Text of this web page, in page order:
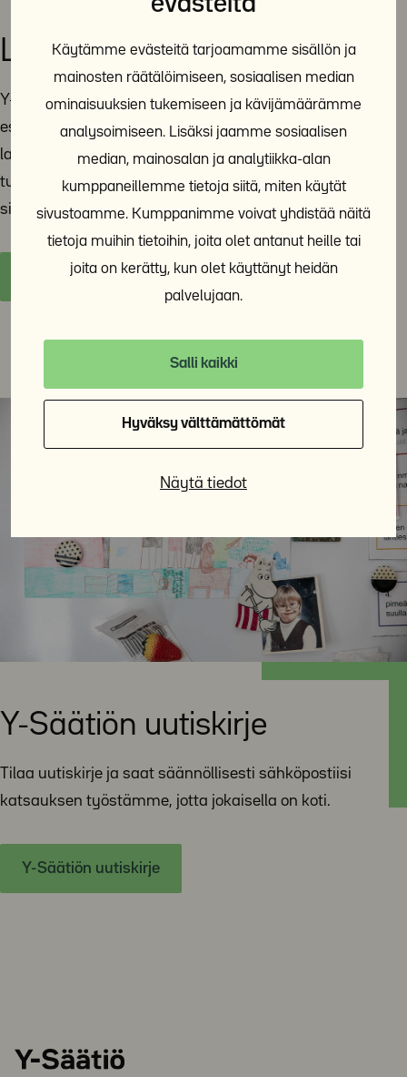
Käytämme evästeitä tarjoamamme sisällön ja
mainosten räätälöimiseen, sosiaalisen median
ominaisuuksien tukemiseen ja kävijämäärämme
analysoimiseen. Lisäksi jaamme sosiaalisen
median, mainosalan ja analytiikka-alan
kumppaneillemme tietoja siitä, miten käytät
sivustoamme. Kumppanimme voivat yhdistää näitä
tietoja muihin tietoihin, joita olet antanut heille tai
joita on kerätty, kun olet käyttänyt heidän
palvelujaan.
Salli kaikki
Hyväksy välttämättömät
Näytä tiedot
Lausunnot ja vaikuttaminen
Y-Säätiö jakaa tietoa ja asiantuntemustaan päättäjille
esimerkiksi lausuntojen avulla. Tänne sivulle on koottu
lausuntoja ja muita yhteiskunnallista vaikuttamistyötä
tukevia materiaaleja. Y-Säätiö on poliittisesti
sitoutumaton ja voittoa tavoittelematon toimija.
Y-Säätiön lausunnot ja vaikuttaminen
Y-Säätiön uutiskirje
Tilaa uutiskirje ja saat säännöllisesti sähköpostiisi
katsauksen työstämme, jotta jokaisella on koti.
Y-Säätiön uutiskirje
Y-